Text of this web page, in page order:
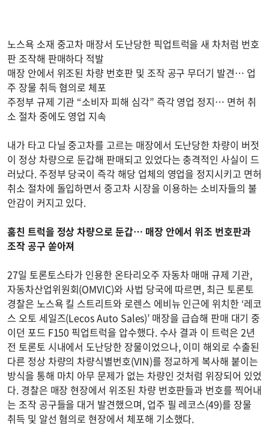
노스욕 소재 중고차 매장서 도난당한 픽업트럭을 새 차처럼 번호
판 조작해 판매하다 적발
매장 안에서 위조된 차량 번호판 및 조작 공구 무더기 발견… 업
주 장물 취득 혐의로 체포
주정부 규제 기관 “소비자 피해 심각” 즉각 영업 정지… 면허 취
소 절차 중에도 영업 지속
내가 타고 다닐 중고차를 고르는 매장에서 도난당한 차량이 버젓
이 정상 차량으로 둔갑해 판매되고 있었다는 충격적인 사실이 드
러났다. 주정부 당국이 즉각 해당 업체의 영업을 정지시키고 면허
취소 절차에 돌입하면서 중고차 시장을 이용하는 소비자들의 불
안감이 커지고 있다.
훔친 트럭을 정상 차량으로 둔갑… 매장 안에서 위조 번호판과
조작 공구 쏟아져
27일 토론토스타가 인용한 온타리오주 자동차 매매 규제 기관,
자동차산업위원회(OMVIC)와 사법 당국에 따르면, 최근 토론토
경찰은 노스욕 킬 스트리트와 로렌스 에비뉴 인근에 위치한 ‘레코
스 오토 세일즈(Lecos Auto Sales)’ 매장을 급습해 판매 대기 중
이던 포드 F150 픽업트럭을 압수했다. 수사 결과 이 트럭은 2년
전 토론토 시내에서 도난당한 장물이었으나, 이미 해외로 수출된
다른 정상 차량의 차량식별번호(VIN)를 정교하게 복사해 붙이는
방식을 통해 마치 아무 문제가 없는 차량인 것처럼 위장되어 있었
다. 경찰은 매장 현장에서 위조된 차량 번호판들과 번호를 찍어내
는 조작 공구들을 대거 발견했으며, 업주 필 레코스(49)를 장물
취득 및 알선 혐의로 현장에서 체포해 기소했다.